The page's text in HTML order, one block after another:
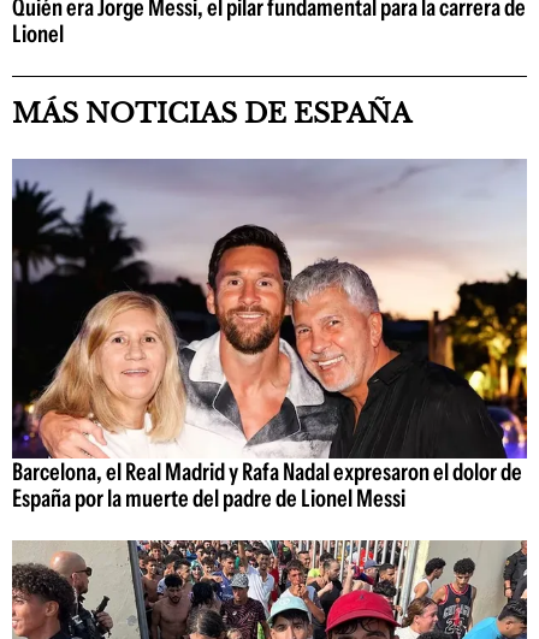
Quién era Jorge Messi, el pilar fundamental para la carrera de
Lionel
MÁS NOTICIAS DE ESPAÑA
Barcelona, el Real Madrid y Rafa Nadal expresaron el dolor de
España por la muerte del padre de Lionel Messi